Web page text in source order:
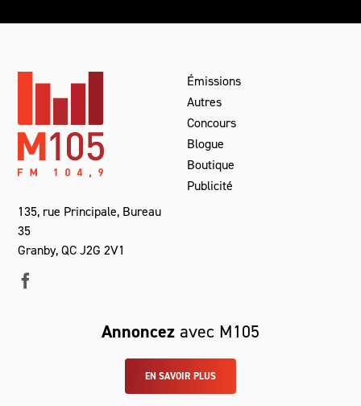
135, rue Principale, Bureau
35
Granby, QC J2G 2V1
Émissions
Autres
Concours
Blogue
Boutique
Publicité
Annoncez avec M105
EN SAVOIR PLUS